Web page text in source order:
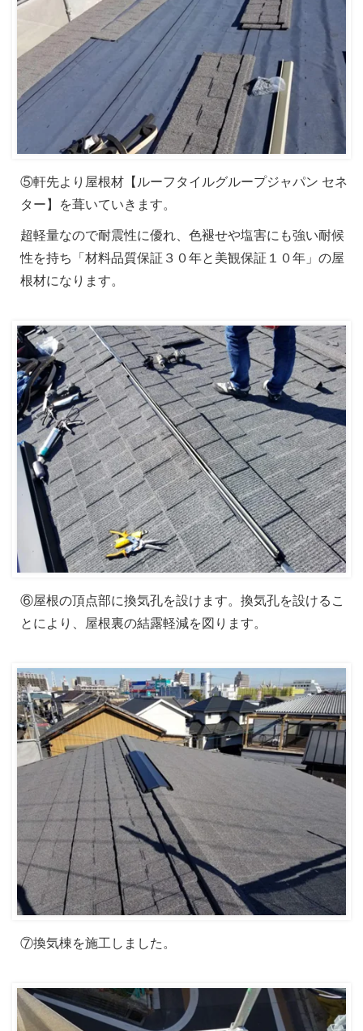
⑤軒先より屋根材【ルーフタイルグループジャパン セネ
ター】を葺いていきます。
超軽量なので耐震性に優れ、色褪せや塩害にも強い耐候
性を持ち「材料品質保証３０年と美観保証１０年」の屋
根材になります。
⑥屋根の頂点部に換気孔を設けます。換気孔を設けるこ
とにより、屋根裏の結露軽減を図ります。
⑦換気棟を施工しました。